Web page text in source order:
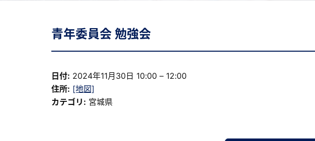
青年委員会 勉強会
日付: 2024年11月30日 10:00 – 12:00
住所: [地図]
カテゴリ: 宮城県